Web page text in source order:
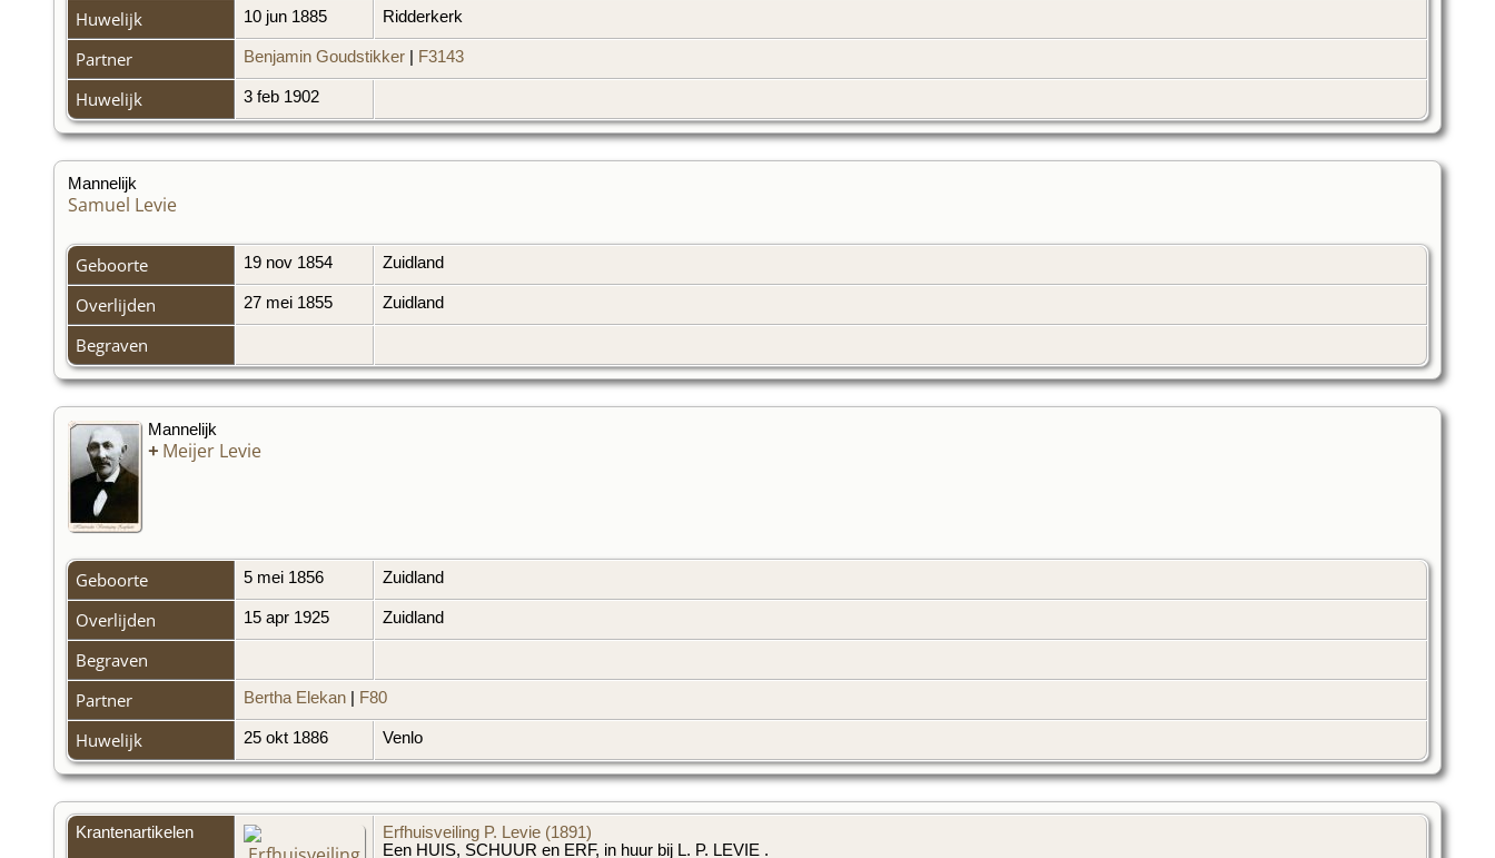
Huwelijk 10 jun 1885 Ridderkerk
Partner Benjamin Goudstikker | F3143
Huwelijk 3 feb 1902
Mannelijk
Samuel Levie
Geboorte 19 nov 1854 Zuidland
Overlijden 27 mei 1855 Zuidland
Begraven
Mannelijk
+ Meijer Levie
Geboorte 5 mei 1856 Zuidland
Overlijden 15 apr 1925 Zuidland
Begraven
Partner
Bertha Elekan | F80
Huwelijk 25 okt 1886 Venlo
Krantenartikelen
Erfhuisveiling P. Levie (1891)
Een HUIS, SCHUUR en ERF, in huur bij L. P. LEVIE .